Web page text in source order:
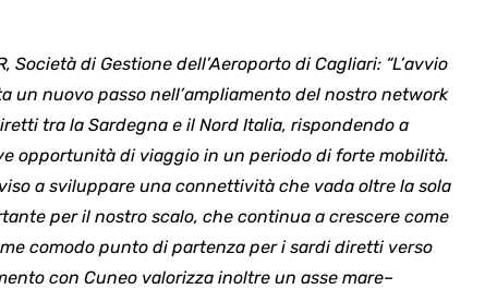
Società di Gestione dell’Aeroporto di Cagliari: “L’avvio
un nuovo passo nell’ampliamento del nostro network
tra la Sardegna e il Nord Italia, rispondendo a
opportunità di viaggio in un periodo di forte mobilità.
a sviluppare una connettività che vada oltre la sola
per il nostro scalo, che continua a crescere come
comodo punto di partenza per i sardi diretti verso
con Cuneo valorizza inoltre un asse mare–